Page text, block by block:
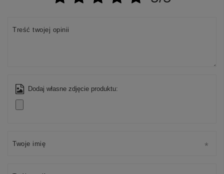
Treść twojej opinii
Dodaj własne zdjęcie produktu:
Twoje imię